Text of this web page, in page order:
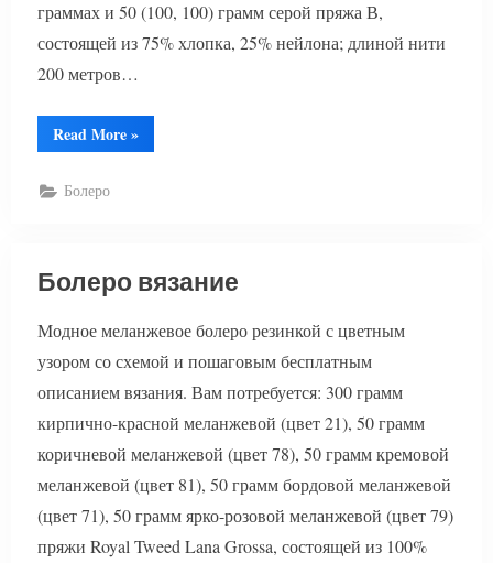
граммах и 50 (100, 100) грамм серой пряжа В,
состоящей из 75% хлопка, 25% нейлона; длиной нити
200 метров…
Read More“Кружевное
болеро”
»
Болеро
Болеро вязание
Модное меланжевое болеро резинкой с цветным
узором со схемой и пошаговым бесплатным
описанием вязания. Вам потребуется: 300 грамм
кирпично-красной меланжевой (цвет 21), 50 грамм
коричневой меланжевой (цвет 78), 50 грамм кремовой
меланжевой (цвет 81), 50 грамм бордовой меланжевой
(цвет 71), 50 грамм ярко-розовой меланжевой (цвет 79)
пряжи Royal Tweed Lana Grossa, состоящей из 100%